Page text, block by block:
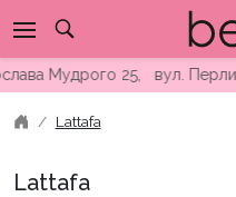
to
content
25, вул.
Lattafa
Lattafa